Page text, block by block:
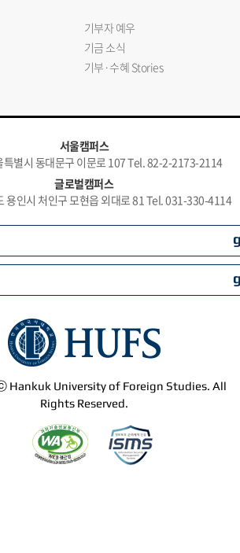
기부자 예우
기금 소식
기부·수혜 Stories
서울캠퍼스
특별시 동대문구 이문로 107 Tel. 82-2-2173-2114
글로벌캠퍼스
용인시 처인구 모현읍 외대로 81 Tel. 031-330-4114
Hankuk University of Foreign Studies. All
Rights Reserved.